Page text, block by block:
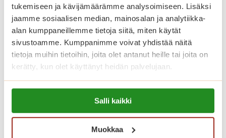
tukemiseen ja kävijämäärämme analysoimiseen. Lisäksi
jaamme sosiaalisen median, mainosalan ja analytiikka-
alan kumppaneillemme tietoja siitä, miten käytät
sivustoamme. Kumppanimme voivat yhdistää näitä
tietoja muihin tietoihin, joita olet antanut heille tai joita on
kerätty, kun olet käyttänyt heidän palvelujaan.
Lue lisää evästeistä:
https://sagacare.fi/evasteet/
Salli kaikki
Muokkaa
käyttö. Vesimaksu on 26 euroa
henkilöltä kuukaudessa. Sähkö
laskutetaan kulutuksen mukaan.
Asukkailla on myös mahdollisuus
vuokrata autopaikka 23 euron
kuukausihintaan.
Palvelutalon asukkaana käytössäsi
ovat myös talon kauniisti sisustetut